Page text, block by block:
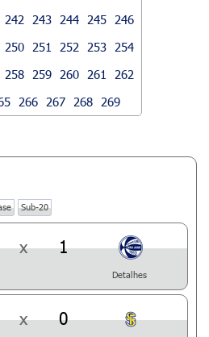
242 243 244 245
246
250 251 252 253
254
258 259 260 261
262
266 267 268 269
Sub-20
x 1
Detalhes
x 0